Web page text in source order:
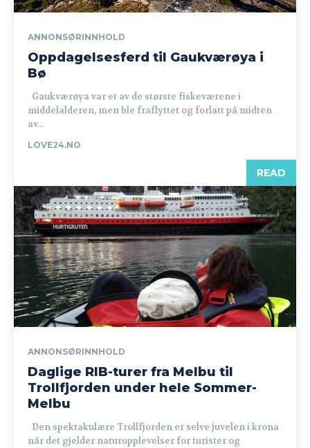
ANNONSØRINNHOLD
Oppdagelsesferd til Gaukværøya i
Bø
middelalderen, men ble fraflyttet og forlatt på midten
av...
LOVE24.NO
READ
ANNONSØRINNHOLD
Daglige RIB-turer fra Melbu til
Trollfjorden under hele Sommer-
Melbu
Den spektakulære Trollfjorden er selve juvelen i krona
når det gjelder naturopplevelser for turister og